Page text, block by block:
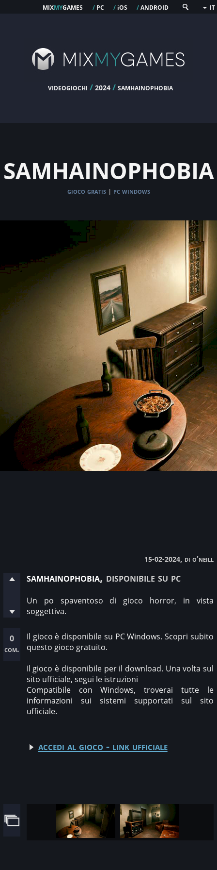
mixmygames / pc / ios /android IT
videogiochi / 2024 /samhainophobia
samhainophobia
gioco gratis | pc windows
15-02-2024, di o'neill
0
com.
samhainophobia, disponibile su pc
Un po spaventoso di gioco horror, in vista
soggettiva.
Il gioco è disponibile su PC Windows. Scopri subito
questo gioco gratuito.
Il gioco è disponibile per il download. Una volta sul
sito ufficiale, segui le istruzioni
Compatibile con Windows, troverai tutte le
informazioni sui sistemi supportati sul sito
ufficiale.
accedi al gioco - link ufficiale